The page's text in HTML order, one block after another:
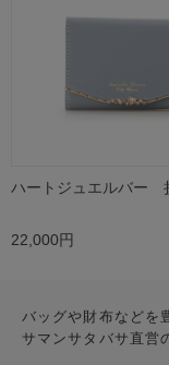
ハートジュエルバー
22,000円
バッグや財布などを
サマンサタバサ直営